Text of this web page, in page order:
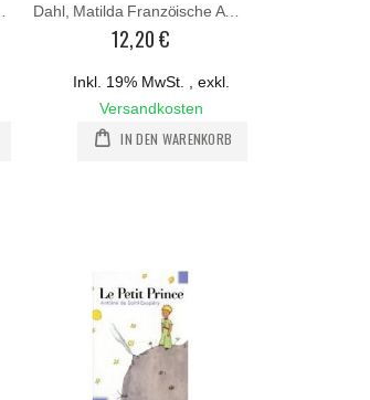
Dahl, Matilda Franzöische Ausgabe
12,20 €
Inkl. 19% MwSt. ,exkl.
Versandkosten
IN DEN WARENKORB